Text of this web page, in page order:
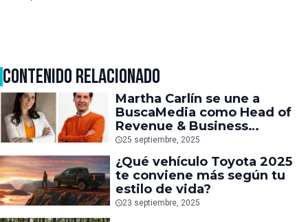
CONTENIDO RELACIONADO
Martha Carlín se une a
BuscaMedia como Head of
Revenue & Business
Development
25 septiembre, 2025
¿Qué vehículo Toyota 2025
te conviene más según tu
estilo de vida?
23 septiembre, 2025